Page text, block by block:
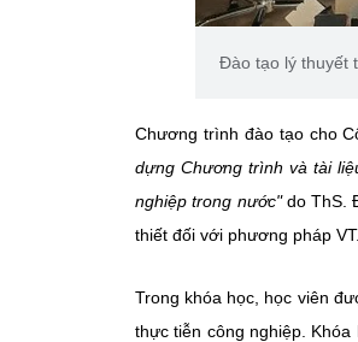
Đào tạo lý thuyết
Chương trình đào tạo cho
dựng Chương trình và tài
nghiệp trong nước"do ThS.
thiết đối với phương pháp VT.
Trong khóa học, học viên
thực tiễn công nghiệp.